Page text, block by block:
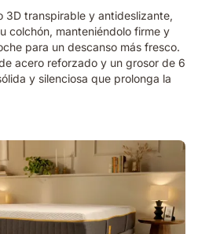
3D transpirable y antideslizante,
colchón, manteniéndolo firme y
para un descanso más fresco.
acero reforzado y un grosor de 6
y silenciosa que prolonga la